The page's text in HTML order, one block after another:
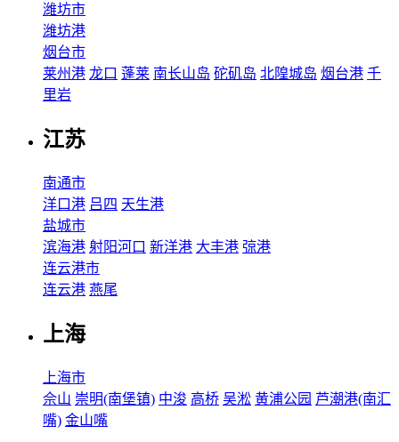
潍坊市
潍坊港
烟台市
莱州港 龙口 蓬莱 南长山岛 砣矶岛 北隍城岛 烟台港 千
里岩
江苏
南通市
洋口港 吕四 天生港
盐城市
滨海港 射阳河口 新洋港 大丰港 弶港
连云港市
连云港 燕尾
上海
上海市
佘山 崇明(南堡镇) 中浚 高桥 吴淞 黄浦公园 芦潮港(南汇
嘴) 金山嘴